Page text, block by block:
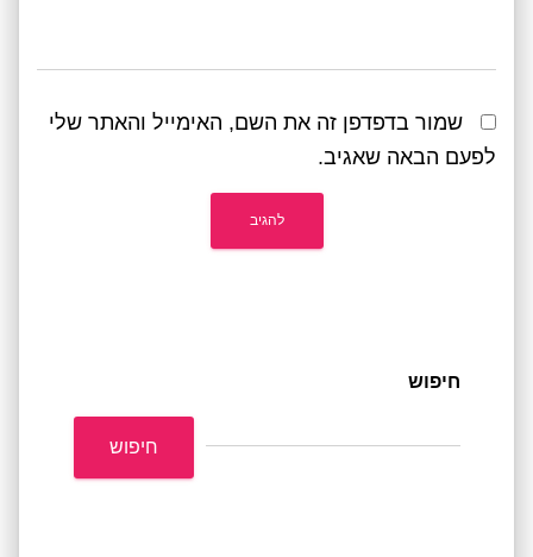
שמור בדפדפן זה את השם, האימייל והאתר שלי
לפעם הבאה שאגיב.
חיפוש
חיפוש